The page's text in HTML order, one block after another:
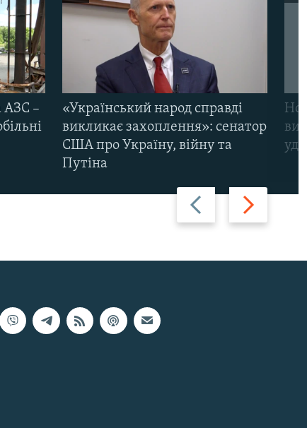
Назад Вперед
АЗС –
«Український народ справді
викликає захоплення»: сенатор
США про Україну, війну та
Путіна